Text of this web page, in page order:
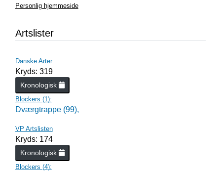
Personlig hjemmeside
Artslister
Danske Arter
Kryds: 319
Kronologisk
Blockers (1):
Dværgtrappe (99),
VP Artslisten
Kryds: 174
Kronologisk
Blockers (4):